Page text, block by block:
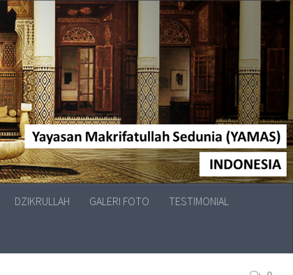
DZIKRULLAH GALERI FOTO TESTIMONIAL